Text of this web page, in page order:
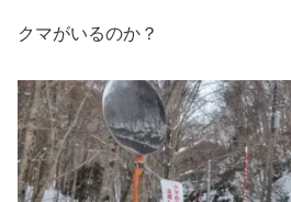
クマがいるのか？